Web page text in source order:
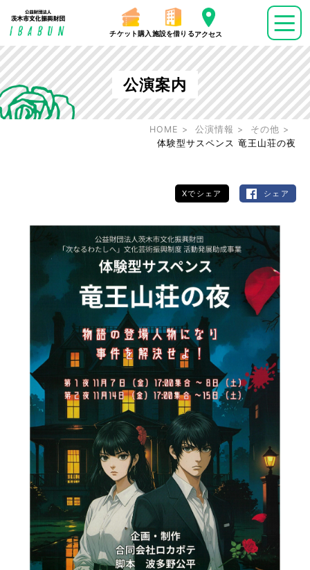
チケット購入 施設を借りるアクセス
公演案内
HOME 公演情報
その他
体験型サスペンス 竜王山荘の夜
Xでシェア シェア